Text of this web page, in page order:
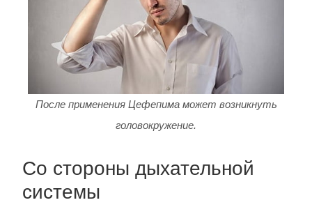
После применения Цефепима может возникнуть
головокружение.
Со стороны дыхательной
системы